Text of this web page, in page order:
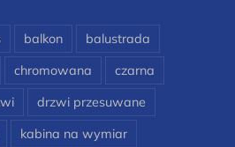
balkon
balustrada
chromowana
czarna
drzwi przesuwane
kabina na wymiar